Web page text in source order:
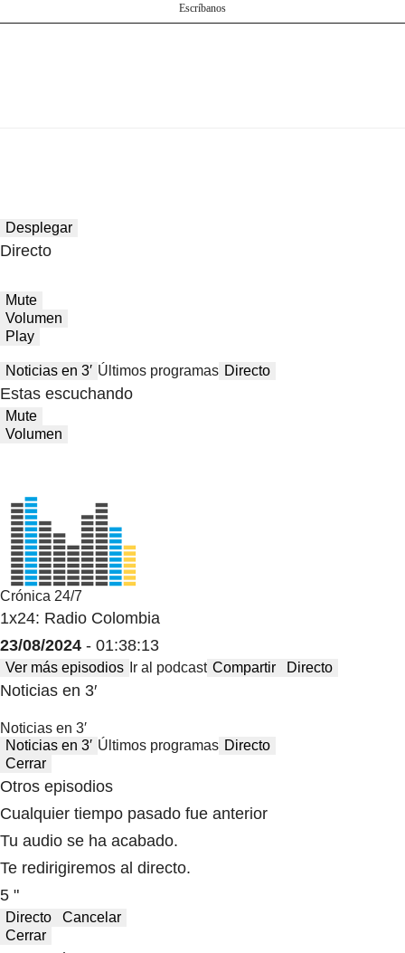
Escríbanos
Desplegar
Directo
Mute
Volumen
Play
Noticias en 3′ Últimos programas Directo
Estas escuchando
Mute
Volumen
Crónica 24/7
1x24: Radio Colombia
23/08/2024 - 01:38:13
Ver más episodios Ir al podcast Compartir Directo
Noticias en 3′
Noticias en 3′
Noticias en 3′ Últimos programas Directo
Cerrar
Otros episodios
Cualquier tiempo pasado fue anterior
Tu audio se ha acabado.
Te redirigiremos al directo.
5 "
Directo
Cancelar
Cerrar